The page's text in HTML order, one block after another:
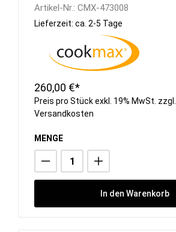
Artikel-Nr.: CMX-473008
Lieferzeit: ca. 2-5 Tage
260,00 €*
Preis pro Stück exkl. 19% MwSt. zzgl.
Versandkosten
MENGE
In den Warenkorb